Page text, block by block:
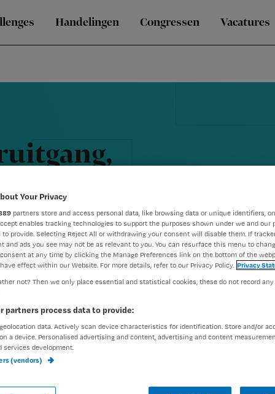
Handelingen Congressen Vacatures
Na de donkere dagen rondom kerst, de
aan goede voornemens is het gewone
Your Privacy
partners store and access personal data, like browsing data or unique identifiers,
enables tracking technologies to support the purposes shown under we and our
to provide. Selecting Reject All or withdrawing your consent will disable them. If
and ads you see may not be as relevant to you. You can resurface this menu to
at any time by clicking the Manage Preferences link on the bottom of the
effect within our Website. For more details, refer to our Privacy Policy. Privacy
not? Then we only place essential and statistical cookies, these do not record
partners process data to provide:
data. Actively scan device characteristics for identification. Store and/or
a device. Personalised advertising and content, advertising and content
services development.
(vendors)